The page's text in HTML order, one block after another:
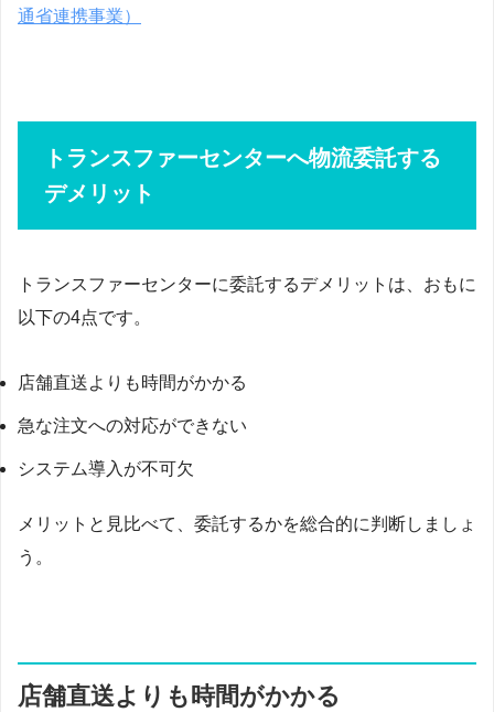
通省連携事業）
トランスファーセンターへ物流委託する
デメリット
トランスファーセンターに委託するデメリットは、おもに
以下の4点です。
店舗直送よりも時間がかかる
急な注文への対応ができない
システム導入が不可欠
メリットと見比べて、委託するかを総合的に判断しましょ
う。
店舗直送よりも時間がかかる